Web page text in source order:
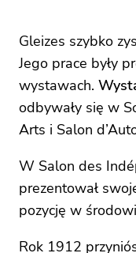
Gleizes szybko
Jego prace były
wystawach.
odbywały się w
Arts i Salon
W Salon des
prezentował
pozycję w
Rok 1912